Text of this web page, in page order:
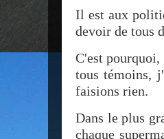
Il est aux
devoir de tous
C'est
tous témoins,
faisions rien.
Dans le plus
chaque